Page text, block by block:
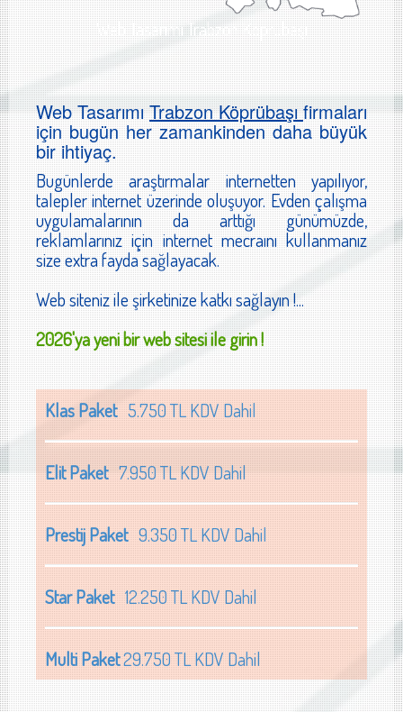
Web Tasarımı Trabzon Köprübaşı
Web TasarımıTrabzon Köprübaşıfirmaları
için bugün her zamankinden daha büyük
bir ihtiyaç.
Bugünlerde araştırmalar internetten yapılıyor,
talepler internet üzerinde oluşuyor. Evden çalışma
uygulamalarının da arttığı günümüzde,
reklamlarınız için internet mecraını kullanmanız
size extra fayda sağlayacak.
Web siteniz ile şirketinize katkı sağlayın !...
2026'ya yeni bir web sitesi ile girin !
Klas Paket5.750 TL KDV Dahil
Elit Paket7.950 TL KDV Dahil
Prestij Paket9.350 TL KDV Dahil
Star Paket12.250 TL KDV Dahil
Multi Paket29.750 TL KDV Dahil